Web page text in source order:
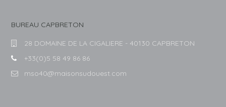
BUREAU CAPBRETON
28 DOMAINE DE LA CIGALIERE - 40130 CAPBRETON
+33(0)5 58 49 86 86
mso40@maisonsudouest.com